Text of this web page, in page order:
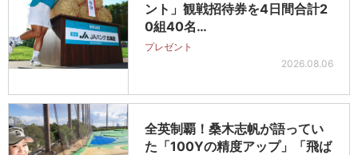
ント」観戦招待券を4日間合計2
0組40名…
プレゼント
2026.08.06
全英制覇！桑木志帆が語ってい
た「100Yの精度アップ」「飛ば